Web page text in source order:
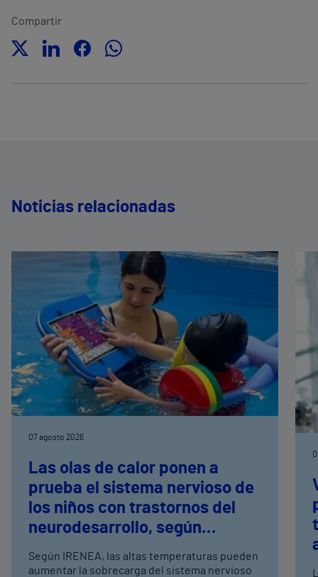
Compartir
Noticias relacionadas
07 agosto 2026
Las olas de calor ponen a
prueba el sistema nervioso de
los niños con trastornos del
neurodesarrollo, según
neurorrehabilitación
Según IRENEA, las altas temperaturas pueden
aumentar la sobrecarga del sistema nervioso